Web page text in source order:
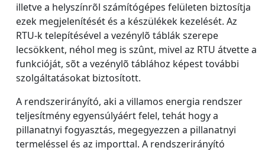
illetve a helyszínrõl számítógépes felületen biztosítja
ezek megjelenítését és a készülékek kezelését. Az
RTU-k telepítésével a vezénylõ táblák szerepe
lecsökkent, néhol meg is szûnt, mivel az RTU átvette a
funkcióját, sõt a vezénylõ táblához képest további
szolgáltatásokat biztosított.
A rendszerirányító, aki a villamos energia rendszer
teljesítmény egyensúlyáért felel, tehát hogy a
pillanatnyi fogyasztás, megegyezzen a pillanatnyi
termeléssel és az importtal. A rendszerirányító